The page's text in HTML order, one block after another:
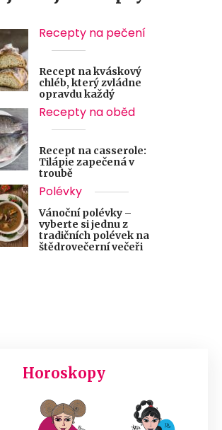
Recepty na pečení
Recept na kváskový
chléb, který zvládne
opravdu každý
Recepty na oběd
Recept na casserole:
Tilápie zapečená v
troubě
Polévky
Vánoční polévky –
vyberte si jednu z
tradičních polévek na
štědrovečerní večeři
Horoskopy